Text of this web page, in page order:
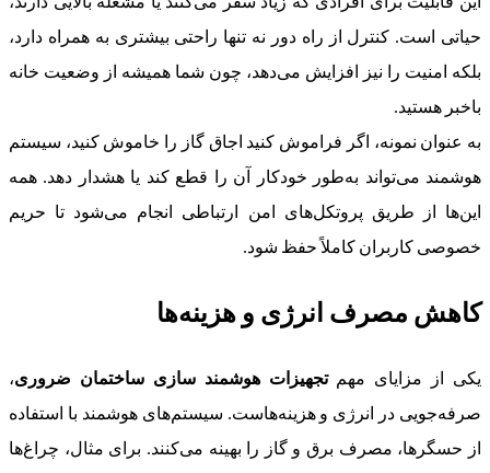
حیاتی است. کنترل از راه دور نه تنها راحتی بیشتری به همراه دارد،
بلکه امنیت را نیز افزایش می‌دهد، چون شما همیشه از وضعیت خانه
باخبر هستید.
به عنوان نمونه، اگر فراموش کنید اجاق گاز را خاموش کنید، سیستم
هوشمند می‌تواند به‌طور خودکار آن را قطع کند یا هشدار دهد. همه
این‌ها از طریق پروتکل‌های امن ارتباطی انجام می‌شود تا حریم
خصوصی کاربران کاملاً حفظ شود.
کاهش مصرف انرژی و هزینه‌ها
یکی از مزایای مهمتجهیزات هوشمند سازی ساختمان ضروری،
صرفه‌جویی در انرژی و هزینه‌هاست. سیستم‌های هوشمند با استفاده
از حسگرها، مصرف برق و گاز را بهینه می‌کنند. برای مثال، چراغ‌ها